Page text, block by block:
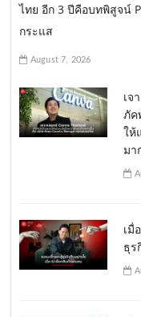
ไทย อีก 3 ปีคือบทพิสูจน์
กระแส
August 7, 2026
เจ
ภัค
ให้
มา
เมื่
ธุร